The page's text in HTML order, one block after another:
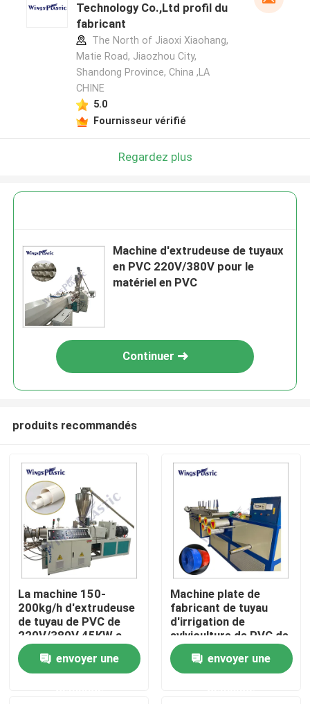
Maison
Produits
Technology Co.,Ltd profil du
fabricant
The North of Jiaoxi Xiaohang,
Matie Road, Jiaozhou City,
Shandong Province, China ,LA
CHINE
5.0
Fournisseur vérifié
Regardez plus
Machine d'extrudeuse de tuyaux
en PVC 220V/380V pour le
matériel en PVC
Continuer
produits recommandés
La machine 150-
200kg/h d'extrudeuse
de tuyau de PVC de
220V/380V 45KW a
produit
envoyer une
Machine plate de
fabricant de tuyau
d'irrigation de
sylviculture de PVC de
configuration de
tissu-renforcé
automatique de tuyau
envoyer une